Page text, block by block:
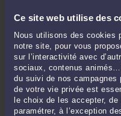
Ce site web utilise des
Nous utilisons des cookies
notre site, pour vous
sur l’interactivité avec
sociaux, contenus
du suivi de nos
de votre vie privée est
le choix de les accepter,
paramétrer, à l’exception
Commentaires
Pas de contribution,